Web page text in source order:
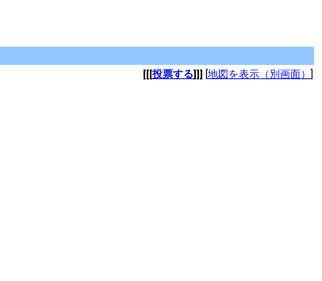
[[[投票する]]] 地図を表示（別画面）